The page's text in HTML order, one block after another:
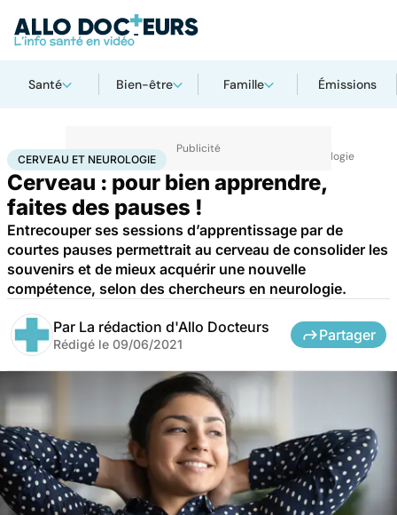
Santé Bien-être Famille Émissions
AccueilSantéMaladiesMaladies neurologiques Cerveau et neurologie
CERVEAU ET NEUROLOGIE
Cerveau : pour bien apprendre,
faites des pauses !
Entrecouper ses sessions d’apprentissage par de
courtes pauses permettrait au cerveau de consolider les
souvenirs et de mieux acquérir une nouvelle
compétence, selon des chercheurs en neurologie.
Par La rédaction d'Allo Docteurs
Rédigé le 09/06/2021
Partager